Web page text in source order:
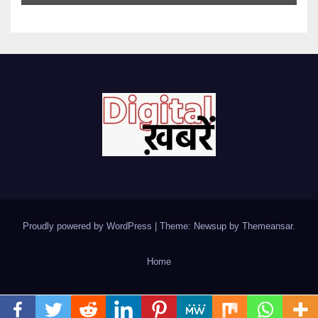
Proudly powered by WordPress | Theme: Newsup by Themeansar.
Home